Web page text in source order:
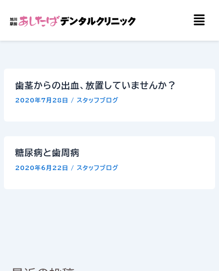
メ
ニ
歯茎からの出血、放置していませんか？
2020年7月28日 / スタッフブログ
糖尿病と歯周病
2020年6月22日 / スタッフブログ